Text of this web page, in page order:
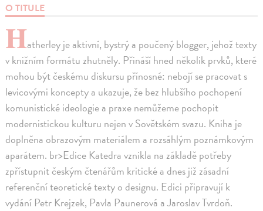
O TITULE
Hatherley je aktivní, bystrý a poučený blogger, jehož texty
v knižním formátu zhutněly. Přináší hned několik prvků, které
mohou být českému diskursu přínosné: nebojí se pracovat s
levicovými koncepty a ukazuje, že bez hlubšího pochopení
komunistické ideologie a praxe nemůžeme pochopit
modernistickou kulturu nejen v Sovětském svazu. Kniha je
doplněna obrazovým materiálem a rozsáhlým poznámkovým
aparátem. br>Edice Katedra vznikla na základě potřeby
zpřístupnit českým čtenářům kritické a dnes již zásadní
referenční teoretické texty o designu. Edici připravují k
vydání Petr Krejzek, Pavla Paunerová a Jaroslav Tvrdoň.